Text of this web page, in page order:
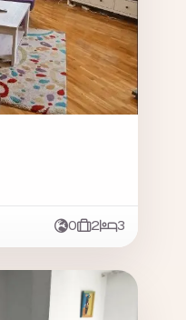
0 2 3